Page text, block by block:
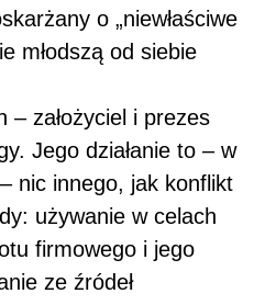
o „niewłaściwe
młodszą od siebie
– założyciel i prezes
Jego działanie to – w
nic innego, jak konflikt
używanie w celach
firmowego i jego
ze źródeł